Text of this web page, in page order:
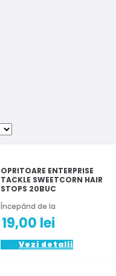
OPRITOARE ENTERPRISE
TACKLE SWEETCORN HAIR
STOPS 20BUC
Începând de la
19,00 lei
Vezi detaliiAcest